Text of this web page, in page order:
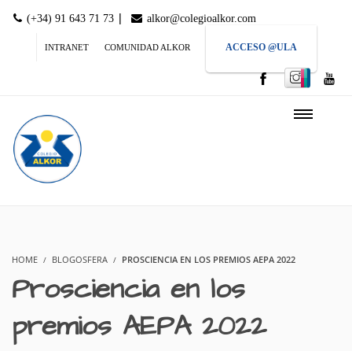
(+34) 91 643 71 73 | alkor@colegioalkor.com
INTRANET COMUNIDAD ALKOR ACCESO @ULA
HOME BLOGOSFERA PROSCIENCIA EN LOS PREMIOS AEPA 2022
Prosciencia en los
premios AEPA 2022